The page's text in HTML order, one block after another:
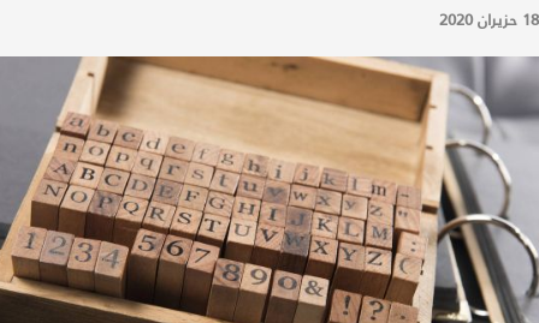
18 حزيران 2020